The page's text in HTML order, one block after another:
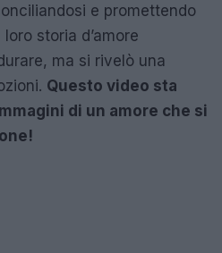
e promettendo
storia d’amore
ma si rivelò una
Questo video sta
di un amore che si